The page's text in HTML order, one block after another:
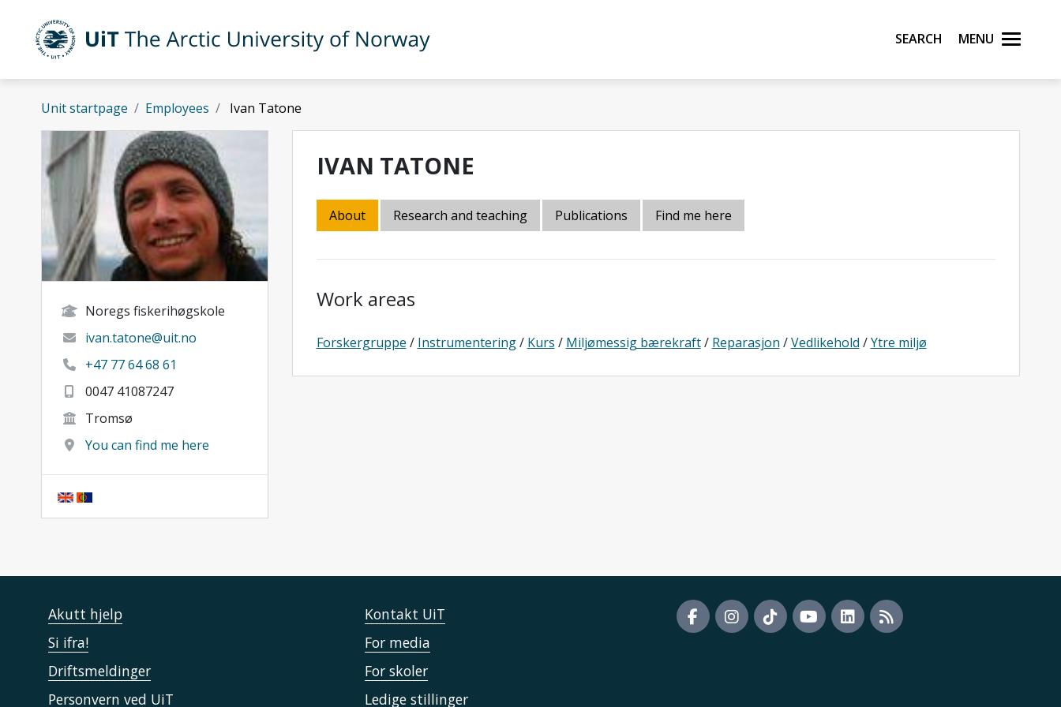
Skip to main content
UiT The Arctic University of Norway Search Menu
Unit startpage Employees Ivan Tatone
Noregs fiskerihøgskole
ivan.tatone@uit.no
+47 77 64 68 61
0047 41087247
Tromsø
You can find me here
IVAN TATONE
About Research and teaching Publications Find me here
Work areas
Forskergruppe / Instrumentering/ Kurs / Miljømessig bærekraft/ Reparasjon /Vedlikehold /Ytre miljø
Akutt hjelp
Si ifra!
Driftsmeldinger
Personvern ved UiT
Kontakt UiT
For media
For skoler
Ledige stillinger